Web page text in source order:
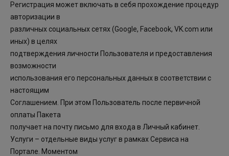
Регистрация может включать в себя прохождение процедур
авторизации в
различных социальных сетях (Google, Facebook, VK.com или
иных) в целях
подтверждения личности Пользователя и предоставления
возможности
использования его персональных данных в соответствии с
настоящим
Соглашением. При этом Пользователь после первичной
оплаты Пакета
получает на почту письмо для входа в Личный кабинет.
Услуги – отдельные виды услуг в рамках Сервиса на
Портале. Моментом